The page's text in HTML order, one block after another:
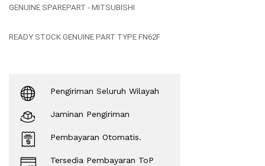
GENUINE SPAREPART - MITSUBISHI
READY STOCK GENUINE PART TYPE FN62F
Pengiriman Seluruh Wilayah
Jaminan Pengiriman
Pembayaran Otomatis.
Tersedia Pembayaran ToP